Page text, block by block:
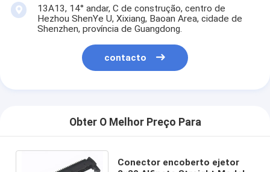
13A13, 14° andar, C de construção, centro de
Hezhou ShenYe U, Xixiang, Baoan Area, cidade de
Shenzhen, província de Guangdong.
contacto
Obter O Melhor Preço Para
Conector encoberto ejetor